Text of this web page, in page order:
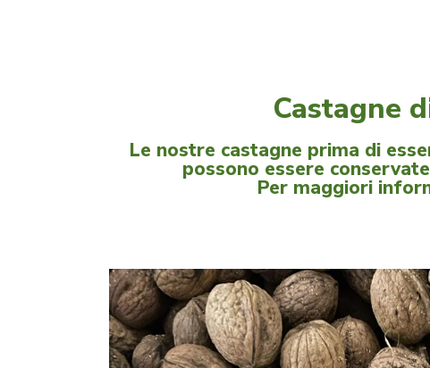
Castagne
Le nostre castagne prima di
possono essere
Per maggiori